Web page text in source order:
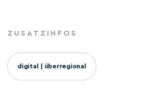
ZUSATZINFOS
digital | überregional